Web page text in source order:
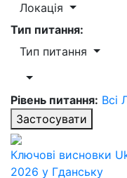
Локація
Тип питання:
Тип питання
Рівень питання: Всі
Застосувати
Ключові висновки
2026 у Гданську